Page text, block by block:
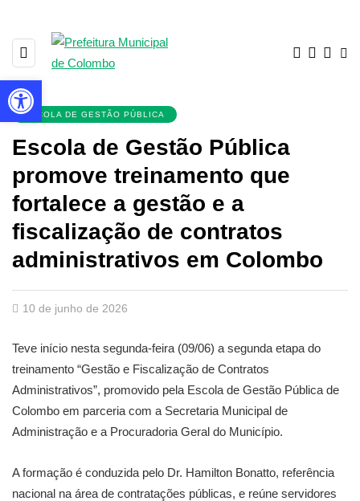
ESCOLA DE GESTÃO PÚBLICA
Escola de Gestão Pública
promove treinamento que
fortalece a gestão e a
fiscalização de contratos
administrativos em Colombo
10 de junho de 2026
Teve início nesta segunda-feira (09/06) a segunda etapa do
treinamento “Gestão e Fiscalização de Contratos
Administrativos”, promovido pela Escola de Gestão Pública de
Colombo em parceria com a Secretaria Municipal de
Administração e a Procuradoria Geral do Município.
A formação é conduzida pelo Dr. Hamilton Bonatto, referência
nacional na área de contratações públicas, e reúne servidores
Barra de Ferramentas Aberta